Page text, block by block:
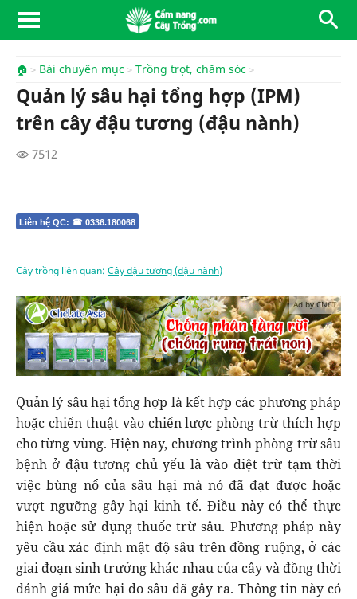
🏠 Bài chuyên mục Trồng trọt, chăm sóc
Quản lý sâu hại tổng hợp (IPM)
trên cây đậu tương (đậu nành)
7512
Liên hệ QC: ☎ 0336.180068
Cây trồng liên quan: Cây đậu tương (đậu nành)
Ad by CNCT
Quản lý sâu hại tổng hợp là kết hợp các phương pháp
hoặc chiến thuật vào chiến lược phòng trừ thích hợp
cho từng vùng. Hiện nay, chương trình phòng trừ sâu
bệnh ở đậu tương chủ yếu là vào diệt trừ tạm thời
việc bùng nổ của sâu hại mà nó đã đạt được hoặc
vượt ngưỡng gây hại kinh tế. Điều này có thể thực
hiện hoặc sử dụng thuốc trừ sâu. Phương pháp này
yêu cầu xác định mật độ sâu trên đồng ruộng, ở các
giai đoạn sinh trưởng khác nhau của cây và đồng thời
đánh giá mức hại do sâu đã gây ra. Thông tin này có